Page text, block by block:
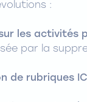
:
les activités
par la
de rubriques